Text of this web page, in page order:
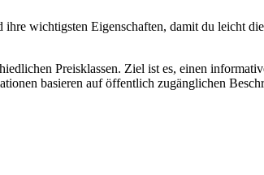
wichtigsten Eigenschaften, damit du leicht
Preisklassen. Ziel ist es, einen
basieren auf öffentlich zugänglichen